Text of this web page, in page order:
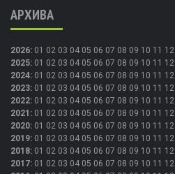
АРХИВА
2026: 01 02 03 04 05 06 07 08 09 10 11 12
2025: 01 02 03 04 05 06 07 08 09 10 11 12
2024: 01 02 03 04 05 06 07 08 09 10 11 12
2023: 01 02 03 04 05 06 07 08 09 10 11 12
2022: 01 02 03 04 05 06 07 08 09 10 11 12
2021 : 01 02 03 04 05 06 07 08 09 10 11 12
2020: 01 02 03 04 05 06 07 08 09 10 11 12
2019: 01 02 03 04 05 06 07 08 09 10 11 12
2018: 01 02 03 04 05 06 07 08 09 10 11 12
2017: 01 02 03 04 05 06 07 08 09 10 11 12